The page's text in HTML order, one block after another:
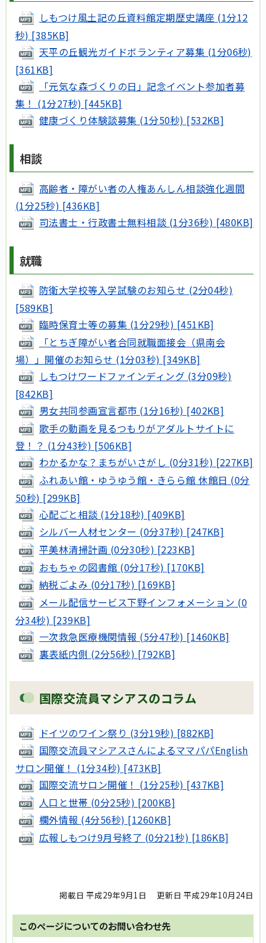
しもつけ風土記の丘資料館定期歴史講座 (1分12
秒) [385KB]
天平の丘観光ガイドボランティア募集 (1分06秒)
[361KB]
「元気な森づくりの日」記念イベント参加者募
集！ (1分27秒) [445KB]
健康づくり体験談募集 (1分50秒) [532KB]
相談
高齢者・障がい者の人権あんしん相談強化週間
(1分25秒) [436KB]
司法書士・行政書士無料相談 (1分36秒) [480KB]
就職
防衛大学校等入学試験のお知らせ (2分04秒)
[589KB]
臨時保育士等の募集 (1分29秒) [451KB]
「とちぎ障がい者合同就職面接会（県南会
場）」開催のお知らせ (1分03秒) [349KB]
しもつけワードファインディング (3分09秒)
[842KB]
男女共同参画宣言都市 (1分16秒) [402KB]
歌手の動画を見るつもりがアダルトサイトに
登！？ (1分43秒) [506KB]
わかるかな？まちがいさがし (0分31秒) [227KB]
ふれあい館・ゆうゆう館・きらら館 休館日 (0分
50秒) [299KB]
心配ごと相談 (1分18秒) [409KB]
シルバー人材センター (0分37秒) [247KB]
平美林清掃計画 (0分30秒) [223KB]
おもちゃの図書館 (0分17秒) [170KB]
納税ごよみ (0分17秒) [169KB]
メール配信サービス下野インフォメーション (0
分34秒) [239KB]
一次救急医療機関情報 (5分47秒) [1460KB]
裏表紙内側 (2分56秒) [792KB]
国際交流員マシアスのコラム
ドイツのワイン祭り (3分19秒) [882KB]
国際交流員マシアスさんによるママパパEnglish
サロン開催！ (1分34秒) [473KB]
国際交流サロン開催！ (1分25秒) [437KB]
人口と世帯 (0分25秒) [200KB]
欄外情報 (4分56秒) [1260KB]
広報しもつけ9月号終了 (0分21秒) [186KB]
掲載日 平成29年9月1日 更新日 平成29年10月24日
このページについてのお問い合わせ先